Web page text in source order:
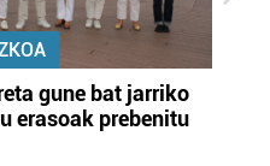
gune bat jarriko
erasoak prebenitu